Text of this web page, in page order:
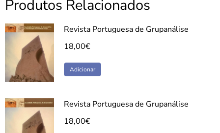
Produtos Relacionados
Revista Portuguesa de Grupanálise
18,00€
Adicionar
Revista Portuguesa de Grupanálise
18,00€